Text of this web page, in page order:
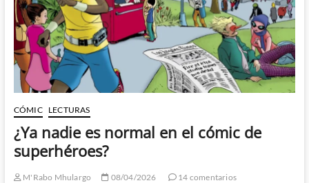
van
de
la
mano
CÓMIC LECTURAS
¿Ya nadie es normal en el cómic de
superhéroes?
M'Rabo Mhulargo 08/04/2026
14 comentarios